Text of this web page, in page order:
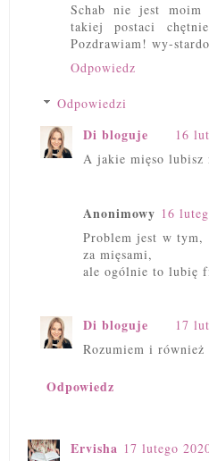
Schab nie jest moim
takiej postaci
Pozdrawiam! wy-
Odpowiedz
Odpowiedzi
Di bloguje
16
A jakie mięso lubisz
Anonimowy 16
Problem jest w tym,
za mięsami,
ale ogólnie to lubię
Di bloguje
17
Rozumiem i również
Odpowiedz
Ervisha 17 lutego